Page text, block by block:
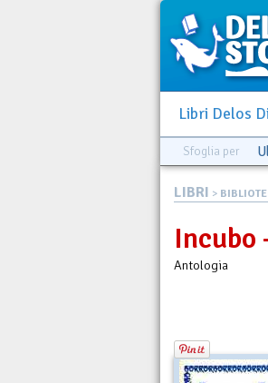
Libri Delos
Sfoglia per
LIBRI >
Incubo
Antologia